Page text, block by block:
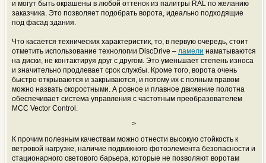
и могут быть окрашены в любой оттенок из палитры RAL по желанию
заказчика. Это позволяет подобрать ворота, идеально подходящие
под фасад здания.
Что касается технических характеристик, то, в первую очередь, стоит
отметить использование технологии DiscDrive – ламели наматываются
на диски, не контактируя друг с другом. Это уменьшает степень износа
и значительно продлевает срок службы. Кроме того, ворота очень
быстро открываются и закрываются, и потому их с полным правом
можно назвать скоростными. А ровное и плавное движение полотна
обеспечивает система управления с частотным преобразователем
MCC Vector Control.
>
К прочим полезным качествам можно отнести высокую стойкость к
ветровой нагрузке, наличие подвижного фотоэлемента безопасности и
стационарного светового барьера, которые не позволяют воротам